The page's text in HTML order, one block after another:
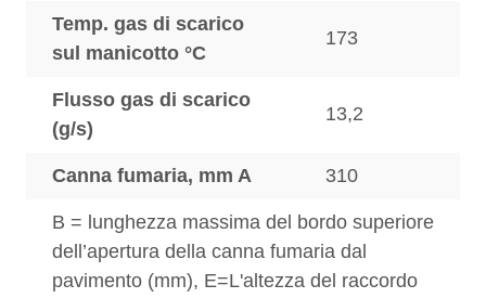
Temp. gas di scarico
sul manicotto °C
173
Flusso gas di scarico
(g/s)
13,2
Canna fumaria, mm A 310
B = lunghezza massima del bordo superiore
dell’apertura della canna fumaria dal
pavimento (mm), E=L'altezza del raccordo